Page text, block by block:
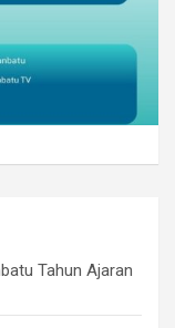
Tahun Ajaran